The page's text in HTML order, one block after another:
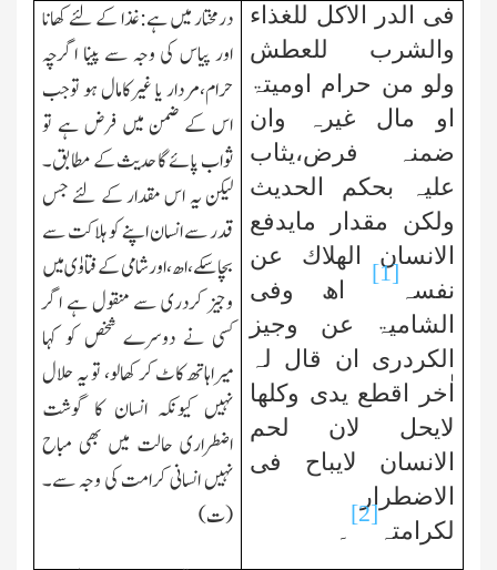
فی الدر الاکل للغذاء
والشرب للعطش
ولو من حرام اومیتۃ
او مال غیرہ وان
ضمنہ فرض،یثاب
علیہ بحکم الحدیث
ولکن مقدار مایدفع
الانسان الھلاك عن
نفسہ
[1]
اھ وفی
الشامیۃ عن وجیز
الکردری ان قال لہ
اٰخر اقطع یدی وکلھا
لایحل لان لحم
الانسان لایباح فی
الاضطرار
لکرامتہ
[2]
۔
درمختار میں ہے:غذا کے لئے کھانا
اور پیاس کی وجہ سے پینا اگرچہ
حرام،مردار یا غیرکامال ہو توجب
اس کے ضمن میں فرض ہے تو
ثواب پائے گا حدیث کے مطابق۔
لیکن یہ اس مقدار کے لئے جس
قدر سے انسان اپنے کو ہلاکت سے
بچاسکے،اھ،اور شامی کے فتاوٰی میں
وجیز کردری سے منقول ہے اگر
کسی نے دوسرے شخص کو کہا
میراہاتھ کاٹ کر کھالو، تو یہ حلال
نہیں کیونکہ انسان کا گوشت
اضطراری حالت میں بھی مباح
نہیں انسانی کرامت کی وجہ سے۔
(ت)